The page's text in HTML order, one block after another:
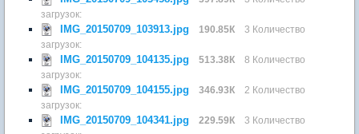
загрузок:
IMG_20150709_103913.jpg 190.85К
3 Количество
загрузок:
IMG_20150709_104135.jpg 513.38К
8 Количество
загрузок:
IMG_20150709_104155.jpg 346.93К
2 Количество
загрузок:
IMG_20150709_104341.jpg 229.59К
3 Количество